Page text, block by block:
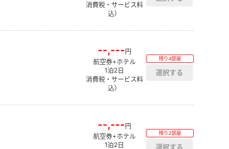
消費税・サービス料
込）
--,---円
航空券+ホテル
1泊2日
消費税・サービス料
込）
残り4部屋
--,---円
航空券+ホテル
1泊2日
残り2部屋